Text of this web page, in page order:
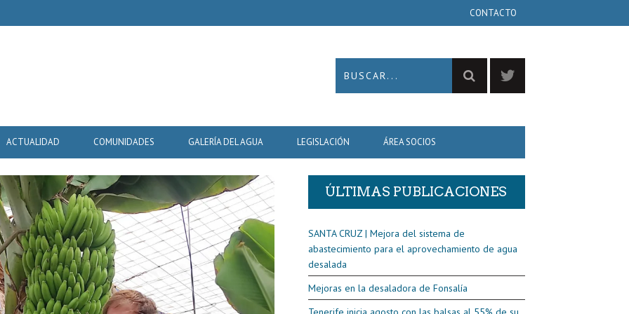
CONTACTO
ACTUALIDAD COMUNIDADES GALERÍA DEL AGUA LEGISLACIÓN ÁREA SOCIOS
ÚLTIMAS PUBLICACIONES
SANTA CRUZ | Mejora del sistema de
abastecimiento para el aprovechamiento de agua
desalada
Mejoras en la desaladora de Fonsalía